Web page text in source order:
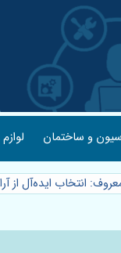
و ساختمان
انتخاب ایده‌آل از